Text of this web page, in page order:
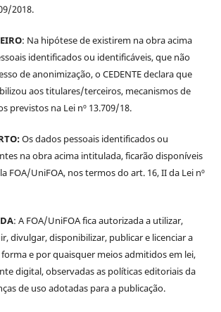
2018.
: Na hipótese de existirem na obra acima
identificados ou identificáveis, que não
de anonimização, o CEDENTE declara que
aos titulares/terceiros, mecanismos de
previstos na Lei nº 13.709/18.
Os dados pessoais identificados ou
na obra acima intitulada, ficarão disponíveis
FOA/UniFOA, nos termos do art. 16, II da Lei nº
: A FOA/UniFOA fica autorizada a utilizar,
divulgar, disponibilizar, publicar e licenciar a
e por quaisquer meios admitidos em lei,
digital, observadas as políticas editoriais da
de uso adotadas para a publicação.